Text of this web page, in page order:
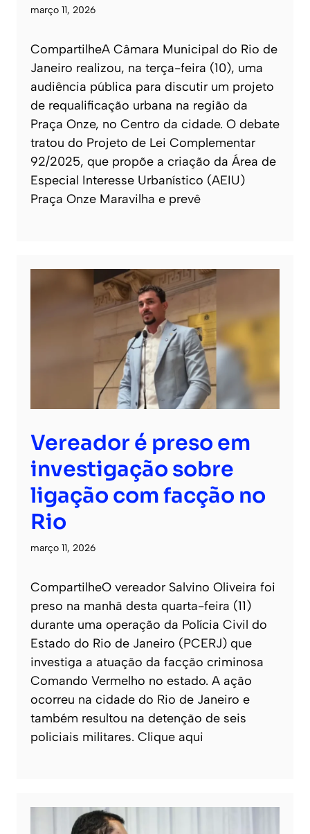
março 11, 2026
CompartilheA Câmara Municipal do Rio de
Janeiro realizou, na terça-feira (10), uma
audiência pública para discutir um projeto
de requalificação urbana na região da
Praça Onze, no Centro da cidade. O debate
tratou do Projeto de Lei Complementar
92/2025, que propõe a criação da Área de
Especial Interesse Urbanístico (AEIU)
Praça Onze Maravilha e prevê
Vereador é preso em
investigação sobre
ligação com facção no
Rio
março 11, 2026
CompartilheO vereador Salvino Oliveira foi
preso na manhã desta quarta-feira (11)
durante uma operação da Polícia Civil do
Estado do Rio de Janeiro (PCERJ) que
investiga a atuação da facção criminosa
Comando Vermelho no estado. A ação
ocorreu na cidade do Rio de Janeiro e
também resultou na detenção de seis
policiais militares. Clique aqui